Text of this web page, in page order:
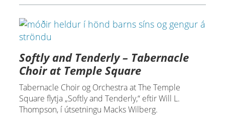
Softly and Tenderly – Tabernacle
Choir at Temple Square
Tabernacle Choir og Orchestra at The Temple
Square flytja „Softly and Tenderly,“ eftir Will L.
Thompson, í útsetningu Macks Wilberg.